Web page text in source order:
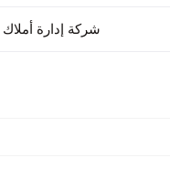
شركة إدارة